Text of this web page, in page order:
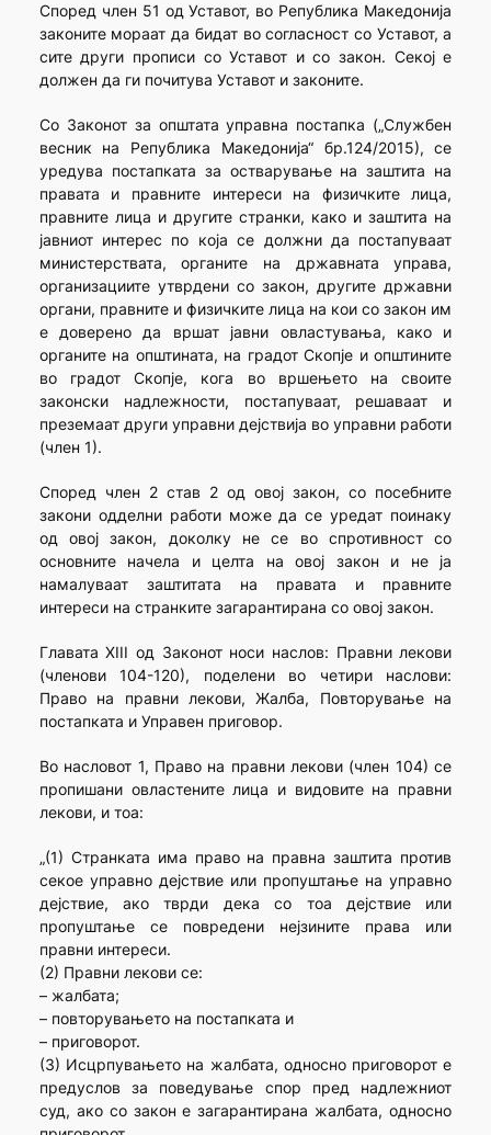
Според член 51 од Уставот, во Република Македонија
законите мораат да бидат во согласност со Уставот, а
сите други прописи со Уставот и со закон. Секој е
должен да ги почитува Уставот и законите.
Со Законот за општата управна постапка („Службен
весник на Република Македонија“ бр.124/2015), се
уредува постапката за остварување на заштита на
правата и правните интереси на физичките лица,
правните лица и другите странки, како и заштита на
јавниот интерес по која се должни да постапуваат
министерствата, органите на државната управа,
организациите утврдени со закон, другите државни
органи, правните и физичките лица на кои со закон им
е доверено да вршат јавни овластувања, како и
органите на општината, на градот Скопје и општините
во градот Скопје, кога во вршењето на своите
законски надлежности, постапуваат, решаваат и
преземаат други управни дејствија во управни работи
(член 1).
Според член 2 став 2 од овој закон, со посебните
закони одделни работи може да се уредат поинаку
од овој закон, доколку не се во спротивност со
основните начела и целта на овој закон и не ја
намалуваат заштитата на правата и правните
интереси на странките загарантирана со овој закон.
Главата XIII од Законот носи наслов: Правни лекови
(членови 104-120), поделени во четири наслови:
Право на правни лекови, Жалба, Повторување на
постапката и Управен приговор.
Во насловот 1, Право на правни лекови (член 104) се
пропишани овластените лица и видовите на правни
лекови, и тоа:
„(1) Странката има право на правна заштита против
секое управно дејствие или пропуштање на управно
дејствие, ако тврди дека со тоа дејствие или
пропуштање се повредени нејзините права или
правни интереси.
(2) Правни лекови се:
– жалбата;
– повторувањето на постапката и
– приговорот.
(3) Исцрпувањето на жалбата, односно приговорот е
предуслов за поведување спор пред надлежниот
суд, ако со закон е загарантирана жалбата, односно